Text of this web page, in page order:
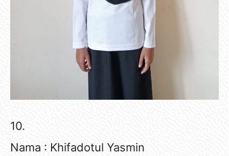
10.
Nama : Khifadotul Yasmin